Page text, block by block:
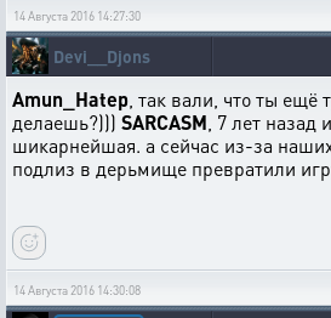
14 Августа 2016 14:27:30
Devi__Djons
Amun_Hatep , так вали, что ты ещё
делаешь?))) SARCASM , 7 лет назад
шикарнейшая. а сейчас из-за
подлиз в дерьмище превратили
14 Августа 2016 14:30:08